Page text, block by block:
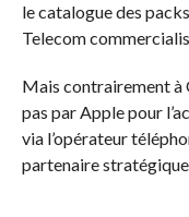
le catalogue des
Telecom
Mais contrairement à
pas par Apple pour
via l’opérateur
partenaire